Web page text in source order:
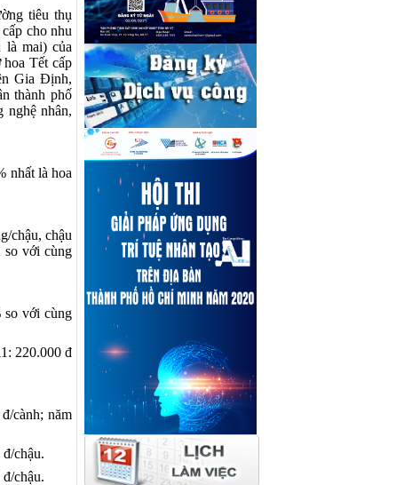
tiêu thụ
cho nhu
là mai) của
Tết cấp
Gia Định,
thành phố
nghệ nhân,
nhất là hoa
chậu, chậu
so vớicùng
so với cùng
220.000 đ
cành; năm
chậu.
chậu.